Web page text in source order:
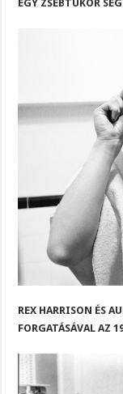
EGY ZSEBTÜKÖR
REX HARRISON ÉS
FORGATÁSÁVAL AZ